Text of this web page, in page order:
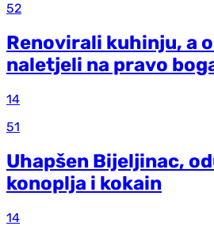
52
Renovirali kuhinju, a
naletjeli na pravo
14
51
Uhapšen Bijeljinac,
konoplja i kokain
14